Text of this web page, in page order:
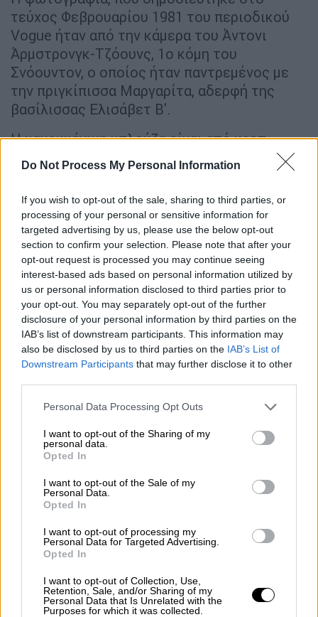
Do Not Process My Personal Information
If you wish to opt-out of the sale, sharing to third parties, or
processing of your personal or sensitive information for
targeted advertising by us, please use the below opt-out
section to confirm your selection. Please note that after your
opt-out request is processed you may continue seeing
interest-based ads based on personal information utilized by
us or personal information disclosed to third parties prior to
your opt-out. You may separately opt-out of the further
disclosure of your personal information by third parties on the
IAB’s list of downstream participants. This information may
also be disclosed by us to third parties on the IAB’s List of
Downstream Participants that may further disclose it to other
Please note that this website/app uses one or more Google
not limited to your visit or usage behaviour. You may click to
grant or deny consent to Google and its third-party tags to
use your data for below specified purposes in below Google
consent section.
Personal Data Processing Opt Outs
I want to opt-out of the Sharing of my
personal data.
Opted In
I want to opt-out of the Sale of my
Personal Data.
Opted In
I want to opt-out of processing my
Personal Data for Targeted Advertising.
Opted In
I want to opt-out of Collection, Use,
Retention, Sale, and/or Sharing of my
Personal Data that Is Unrelated with the
Purposes for which it was collected.
τεύχος Φεβρουαρίου 1981 του περιοδικού
Vogue ήταν από την κάμερα του Άντονι
Άρμστρονγκ-Τζόουνς, 1ο κόμη του
Σνόουντον, ο οποίος ήταν παντρεμένος με
την πριγκίπισσα Μαργαρίτα, αδερφή της
βασίλισσας Ελισάβετ Β'.
Η μακρυμάνικη μπλούζα είναι από κρεπ
μεταξωτό σιφόν και έχει ροζ σατέν κορδέλα
που δένει σε φιόγκο κάτω από τον γιακά. Το
μπροστινό μέρος της έχει χαλαρές πιέτες,
ενώ τα μακριά μανίκια καταλήγουν σε ριχτές
μανσέτες.